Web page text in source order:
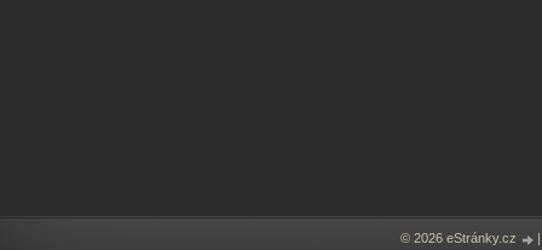
© 2026 eStránky.cz